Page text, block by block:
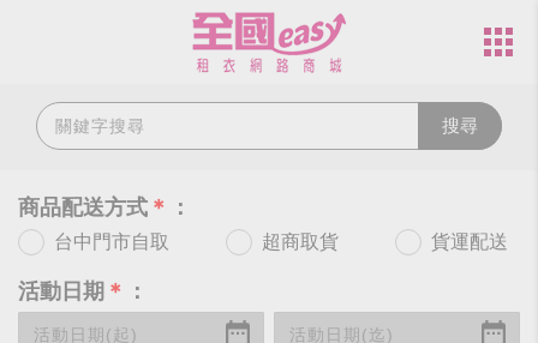
搜尋
商品配送方式 ＊ ：
台中門市自取 超商取貨 貨運配送
活動日期 ＊ ：